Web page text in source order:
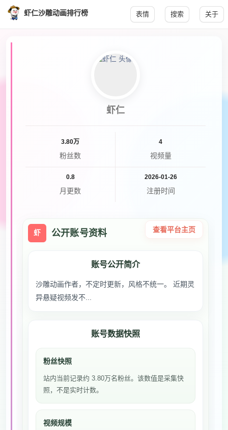
虾仁沙雕动画排行榜 表情 搜索 关于
虾仁
3.80万
粉丝数
4
视频量
0.8
月更数
2026-01-26
注册时间
虾 公开账号资料 查看平台主页
账号公开简介
沙雕动画作者，不定时更新，风格不统一。 近期灵
异悬疑视频发不...
账号数据快照
粉丝快照
站内当前记录约 3.80万名粉丝。该数值是采集快
照，不是实时计数。
视频规模